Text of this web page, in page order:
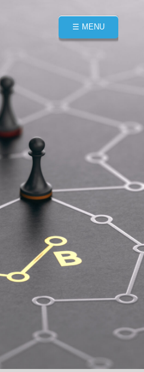
☰ MENU